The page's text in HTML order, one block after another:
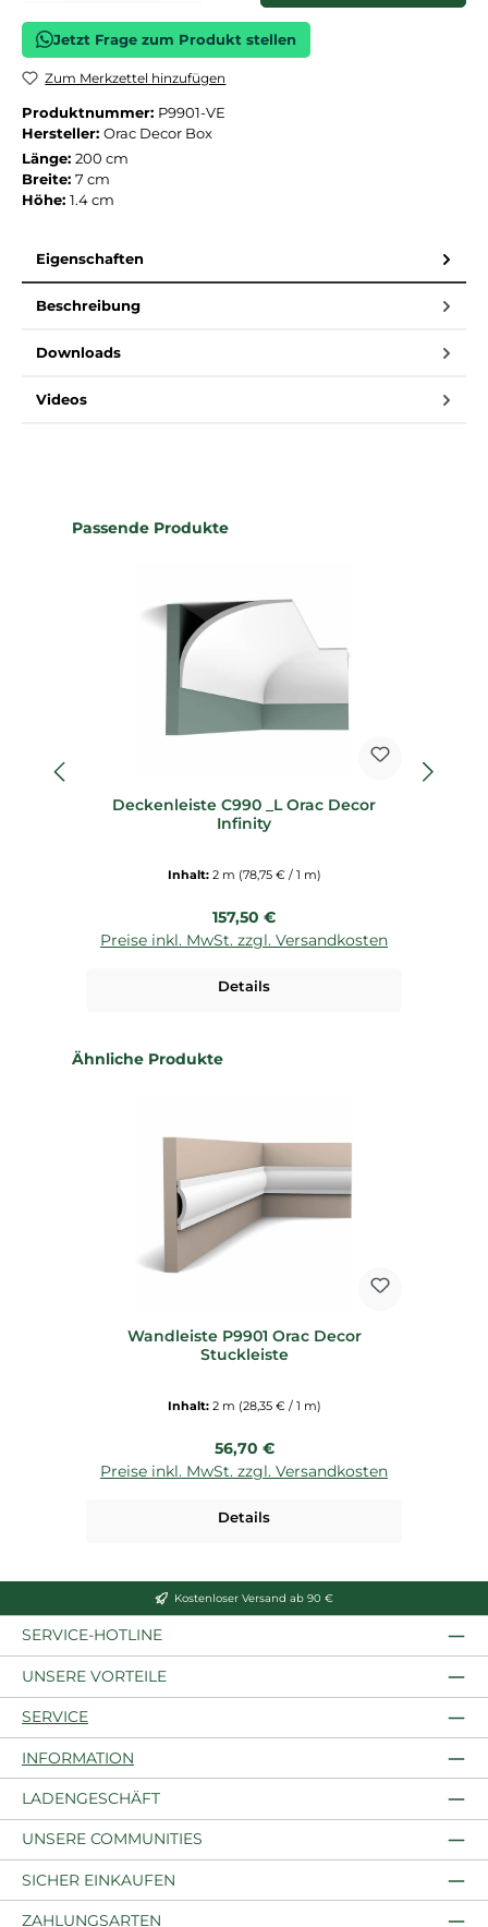
Jetzt Frage zum Produkt stellen
Zum Merkzettel hinzufügen
Produktnummer: P9901-VE
Hersteller: Orac Decor Box
Länge: 200 cm
Breite: 7 cm
Höhe: 1.4 cm
Eigenschaften
Beschreibung
Downloads
Videos
Produktgalerie überspringen
Passende Produkte
Deckenleiste C990 _L Orac Decor
Infinity
Inhalt: 2 m (78,75 € / 1 m)
Regulärer Preis:
157,50 €
Preise inkl. MwSt. zzgl. Versandkosten
Details
Produktgalerie überspringen
Ähnliche Produkte
Wandleiste P9901 Orac Decor
Stuckleiste
Inhalt: 2 m (28,35 € / 1 m)
Regulärer Preis:
56,70 €
Preise inkl. MwSt. zzgl. Versandkosten
Details
Kostenloser Versand ab 90 €
SERVICE-HOTLINE
UNSERE VORTEILE
SERVICE
INFORMATION
LADENGESCHÄFT
UNSERE COMMUNITIES
SICHER EINKAUFEN
ZAHLUNGSARTEN